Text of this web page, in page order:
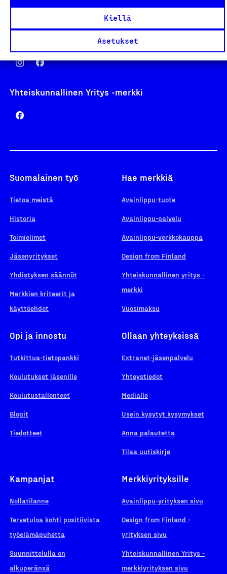
Kiellä
Asetukset
Yhteiskunnallinen Yritys -merkki
Suomalainen työ
Tietoa meistä
Historia
Toimielimet
Jäsenyritykset
Yhdistyksen säännöt
Merkkien kriteerit ja
käyttöehdot
Hae merkkiä
Avainlippu-tuote
Avainlippu-palvelu
Avainlippu-verkkokauppa
Design from Finland
Yhteiskunnallinen yritys -
merkki
Vuosimaksu
Opi ja innostu
Tutkittua-tietopankki
Koulutukset jäsenille
Koulutustallenteet
Blogit
Tiedotteet
Ollaan yhteyksissä
Extranet-jäsenpalvelu
Yhteystiedot
Medialle
Usein kysytyt kysymykset
Anna palautetta
Tilaa uutiskirje
Kampanjat
Nollatilanne
Tervetuloa kohti positiivista
työelämäpuhetta
Suunnittelulla on
alkuperänsä
Merkkiyrityksille
Avainlippu-yrityksen sivu
Design from Finland -
yrityksen sivu
Yhteiskunnallinen Yritys -
merkkiyrityksen sivu